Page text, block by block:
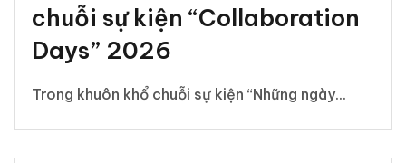
chuỗi sự kiện “Collaboration
Days” 2026
Trong khuôn khổ chuỗi sự kiện “Những ngày...